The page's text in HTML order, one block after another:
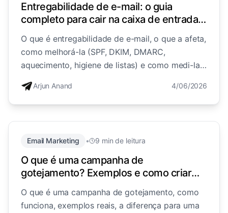
Entregabilidade de e-mail: o guia
completo para cair na caixa de entrada
(2026)
O que é entregabilidade de e-mail, o que a afeta,
como melhorá-la (SPF, DKIM, DMARC,
aquecimento, higiene de listas) e como medi-la,
entrada e não ao spam.
Arjun Anand 4/06/2026
Email Marketing • 9 min de leitura
O que é uma campanha de
gotejamento? Exemplos e como criar
(2026)
O que é uma campanha de gotejamento, como
funciona, exemplos reais, a diferença para uma